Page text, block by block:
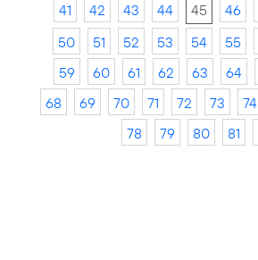
41
42 43 44 45 46
50
51 52 53 54 55
59
60 61 62 63 64
68
69 70 71 72 73 74
78
79 80 81